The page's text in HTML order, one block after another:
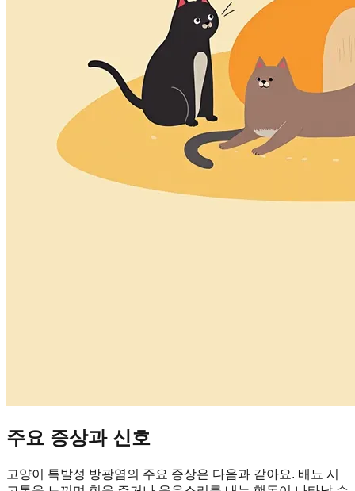
주요 증상과 신호
고양이 특발성 방광염의 주요 증상은 다음과 같아요. 배뇨 시